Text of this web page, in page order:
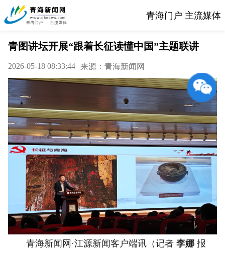
青海门户 主流媒体
青图讲坛开展“跟着长征读懂中国”主题联讲
2026-05-18 08:33:44 来源：青海新闻网
青海新闻网·江源新闻客户端讯（记者 李娜 报